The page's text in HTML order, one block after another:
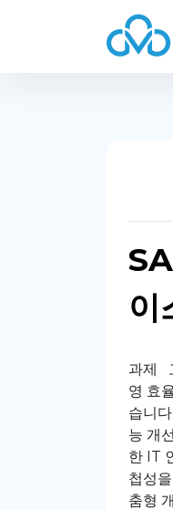
Paste this code
이
과제
영 효
습니
능 개
한 IT
첩성
춤형